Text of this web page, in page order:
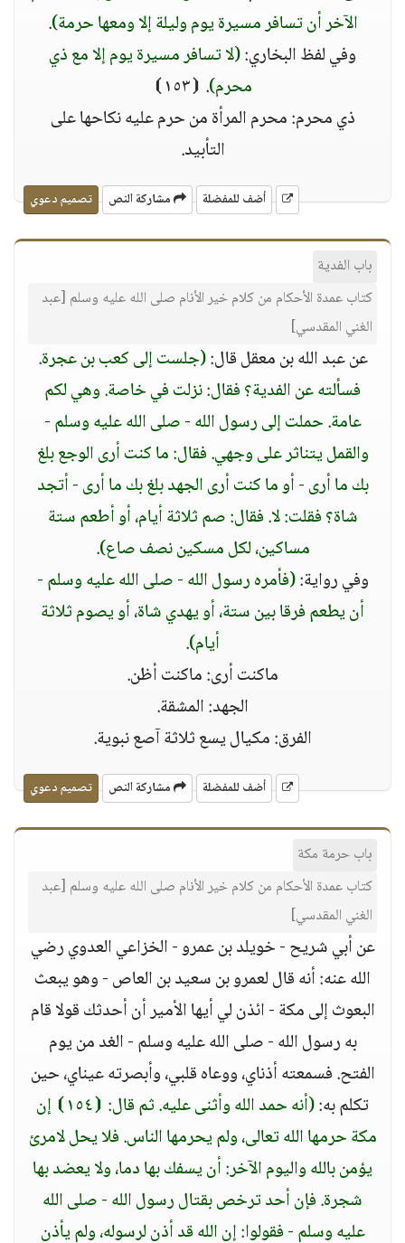
الآخر أن تسافر مسيرة يوم وليلة إلا ومعها حرمة).
وفي لفظ البخاري:(لا تسافر مسيرة يوم إلا مع ذي
محرم). ⦗١٥٣⦘
ذي محرم: محرم المرأة من حرم عليه نكاحها على
التأبيد.
أضف للمفضلة مشاركة النص تصميم دعوي
باب الفدية
كتاب عمدة الأحكام من كلام خير الأنام صلى الله عليه وسلم [عبد
الغني المقدسي]
عن عبد الله بن معقل قال:(جلست إلى كعب بن عجرة.
فسألته عن الفدية؟ فقال: نزلت في خاصة. وهي لكم
عامة. حملت إلى رسول الله - صلى الله عليه وسلم -
والقمل يتناثر على وجهي. فقال: ما كنت أرى الوجع بلغ
بك ما أرى - أو ما كنت أرى الجهد بلغ بك ما أرى - أتجد
شاة؟ فقلت: لا. فقال: صم ثلاثة أيام، أو أطعم ستة
مساكين، لكل مسكين نصف صاع).
وفي رواية:(فأمره رسول الله - صلى الله عليه وسلم -
أن يطعم فرقا بين ستة، أو يهدي شاة، أو يصوم ثلاثة
أيام).
ماكنت أرى: ماكنت أظن.
الجهد: المشقة.
الفرق: مكيال يسع ثلاثة آصع نبوية.
أضف للمفضلة مشاركة النص تصميم دعوي
باب حرمة مكة
كتاب عمدة الأحكام من كلام خير الأنام صلى الله عليه وسلم [عبد
الغني المقدسي]
عن أبي شريح - خويلد بن عمرو - الخزاعي العدوي رضي
الله عنه: أنه قال لعمرو بن سعيد بن العاص - وهو يبعث
البعوث إلى مكة - ائذن لي أيها الأمير أن أحدثك قولا قام
به رسول الله - صلى الله عليه وسلم - الغد من يوم
الفتح. فسمعته أذناي، ووعاه قلبي، وأبصرته عيناي، حين
تكلم به:
(أنه حمد الله وأثنى عليه. ثم قال: ⦗١٥٤⦘ إن
مكة حرمها الله تعالى، ولم يحرمها الناس. فلا يحل لامرئ
يؤمن بالله واليوم الآخر: أن يسفك بها دما، ولا يعضد بها
شجرة. فإن أحد ترخص بقتال رسول الله - صلى الله
عليه وسلم - فقولوا: إن الله قد أذن لرسوله، ولم يأذن